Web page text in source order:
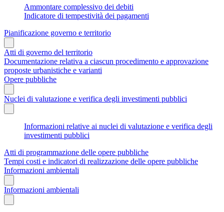
Ammontare complessivo dei debiti
Indicatore di tempestività dei pagamenti
Pianificazione governo e territorio
Atti di governo del territorio
Documentazione relativa a ciascun procedimento e approvazione
proposte urbanistiche e varianti
Opere pubbliche
Nuclei di valutazione e verifica degli investimenti pubblici
Informazioni relative ai nuclei di valutazione e verifica degli
investimenti pubblici
Atti di programmazione delle opere pubbliche
Tempi costi e indicatori di realizzazione delle opere pubbliche
Informazioni ambientali
Informazioni ambientali